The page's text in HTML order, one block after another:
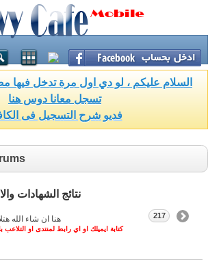
السلام عليكم ، لو دي اول مرة تدخل فيها
تسجل معانا دوس هنا
فديو شرح التسجيل فى
نتائج الشهادات
هنا ان شاء الله
كتابة ايميلك او اي رابط لمنتدى او
217